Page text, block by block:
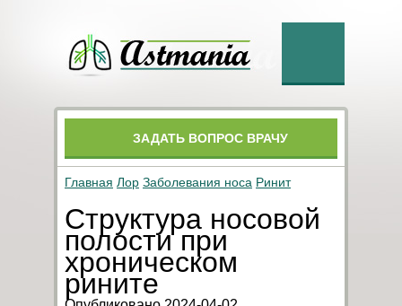
ЗАДАТЬ ВОПРОС ВРАЧУ
Главная Лор Заболевания носа Ринит
Структура носовой
полости при
хроническом
рините